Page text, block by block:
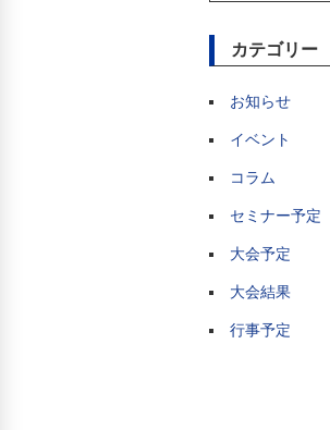
カテゴリー
お知らせ
イベント
コラム
セミナー予定
大会予定
大会結果
行事予定